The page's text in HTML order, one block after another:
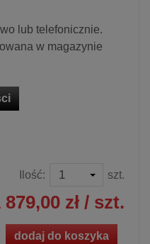
lub telefonicznie.
w magazynie
Ilość: szt.
879,00 zł / szt.
dodaj do koszyka